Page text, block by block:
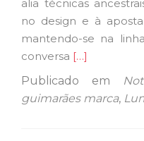
alia técnicas
no design e à
mantendo-se na
conversa Ler
[…]
Publicado em
guimarães marca,